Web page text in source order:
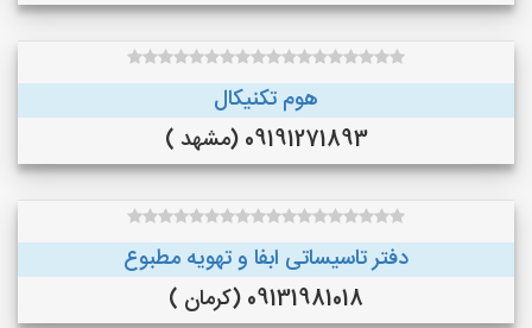
هوم تکنیکال
09191271893 (مشهد )
دفتر تاسیساتی ابفا و تهویه مطبوع
09131981018 (کرمان )